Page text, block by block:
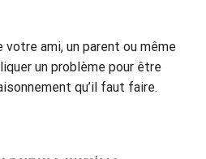
ami, un parent ou même
un problème pour être
qu’il faut faire.